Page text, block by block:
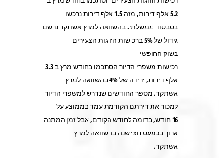
5.2 אלף דירות, מזה 1.5 אלף דירות נרכשו
בסבסוד ממשלתי. בהשוואה למרץ אשתקד נרשם
גידול של 5% ברכישות הזוגות הצעירים
בשוק החופשי
רכישות משפרי הדיור הסתכמו בחודש מרץ ב 3.3
אלף דירות, ירידה של 4% בהשוואה למרץ
אשתקד. מספר החודשים שנדרש למשפרי הדיור
למכור את דירתם הקודמת עמד בממוצע על
16 חודש, בדומה לחודש הקודם, אבל זמן המתנה
ארוך בכמעט חצי שנה בהשוואה למרץ
אשתקד.